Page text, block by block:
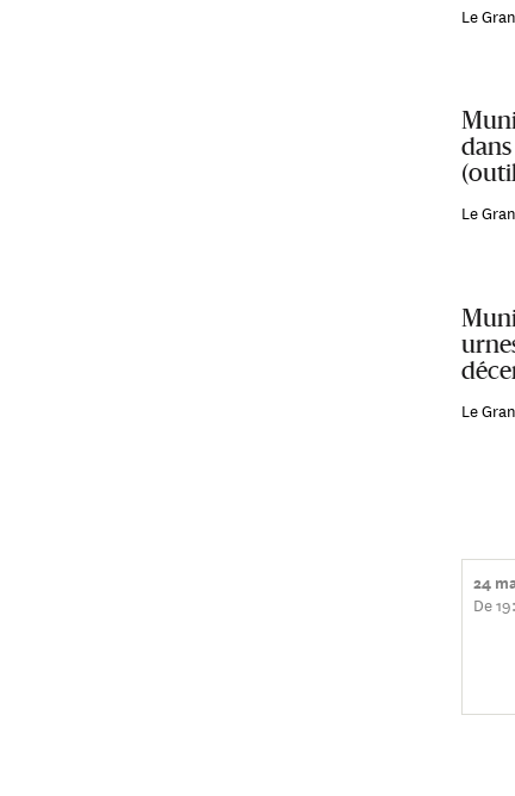
Le
Le
Le
24
De